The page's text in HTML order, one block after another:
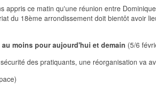
appris ce matin qu'une réunion entre
du 18ème arrondissement doit bientôt avoir
au moins pour aujourd'hui et demain (5/6
des pratiquants, une réorganisation va